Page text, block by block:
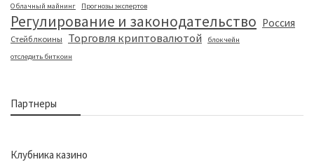
Облачный майнинг Прогнозы экспертов
Регулирование и законодательство Россия
Стейблкоины Торговля криптовалютой
блокчейн
отследить биткоин
Партнеры
Клубника казино